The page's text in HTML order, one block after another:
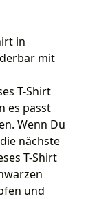
in
mit
T-Shirt
es passt
Wenn Du
nächste
T-Shirt
und